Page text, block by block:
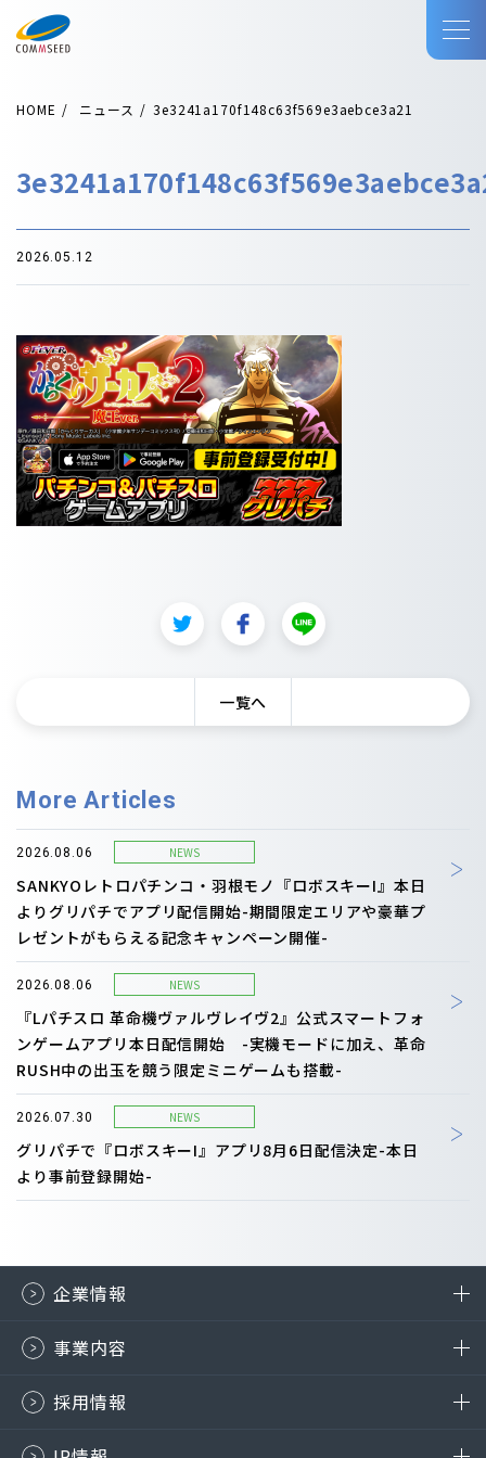
HOME ニュース 3e3241a170f148c63f569e3aebce3a21
2026.05.12
一覧へ
More Articles
2026.08.06 NEWS
SANKYOレトロパチンコ・羽根モノ『ロボスキーI』本日
よりグリパチでアプリ配信開始-期間限定エリアや豪華プ
レゼントがもらえる記念キャンペーン開催-
2026.08.06 NEWS
『Lパチスロ 革命機ヴァルヴレイヴ2』公式スマートフォ
ンゲームアプリ本日配信開始 -実機モードに加え、革命
RUSH中の出玉を競う限定ミニゲームも搭載-
2026.07.30 NEWS
グリパチで『ロボスキーI』アプリ8月6日配信決定-本日
より事前登録開始-
企業情報
事業内容
採用情報